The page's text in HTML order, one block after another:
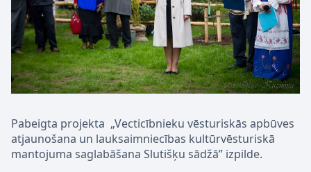
Pabeigta projekta „Vecticībnieku vēsturiskās apbūves
atjaunošana un lauksaimniecības kultūrvēsturiskā
mantojuma saglabāšana Slutišķu sādžā” izpilde.